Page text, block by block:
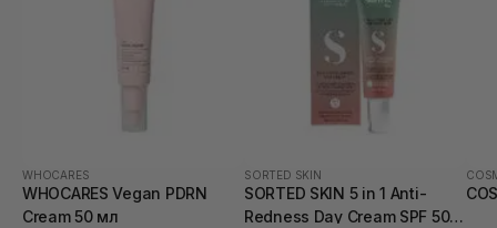
WHOCARES
WHOCARES Vegan PDRN
Cream 50 мл
SORTED SKIN
SORTED SKIN 5 in 1 Anti-
Redness Day Cream SPF 50